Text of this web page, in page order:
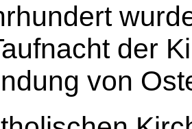
der
von